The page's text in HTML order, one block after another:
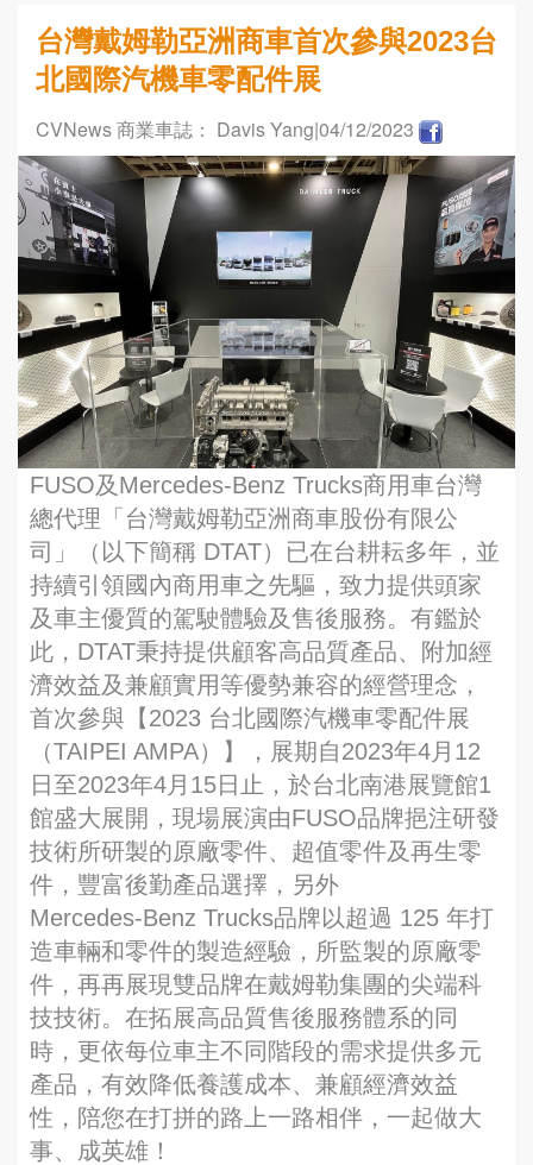
台灣戴姆勒亞洲商車首次參與2023台
北國際汽機車零配件展
CVNews 商業車誌： Davis Yang|04/12/2023
FUSO及Mercedes-Benz Trucks商用車台灣
總代理「台灣戴姆勒亞洲商車股份有限公
司」（以下簡稱 DTAT）已在台耕耘多年，並
持續引領國內商用車之先驅，致力提供頭家
及車主優質的駕駛體驗及售後服務。有鑑於
此，DTAT秉持提供顧客高品質產品、附加經
濟效益及兼顧實用等優勢兼容的經營理念，
首次參與【2023 台北國際汽機車零配件展
（TAIPEI AMPA）】，展期自2023年4月12
日至2023年4月15日止，於台北南港展覽館1
館盛大展開，現場展演由FUSO品牌挹注研發
技術所研製的原廠零件、超值零件及再生零
件，豐富後勤產品選擇，另外
Mercedes‑Benz Trucks品牌以超過 125 年打
造車輛和零件的製造經驗，所監製的原廠零
件，再再展現雙品牌在戴姆勒集團的尖端科
技技術。在拓展高品質售後服務體系的同
時，更依每位車主不同階段的需求提供多元
產品，有效降低養護成本、兼顧經濟效益
性，陪您在打拼的路上一路相伴，一起做大
事、成英雄！